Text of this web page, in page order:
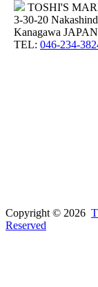
TOSHI'S
3-30-20
Kanagawa
TEL: 046-234-
Copyright © 2026
Reserved